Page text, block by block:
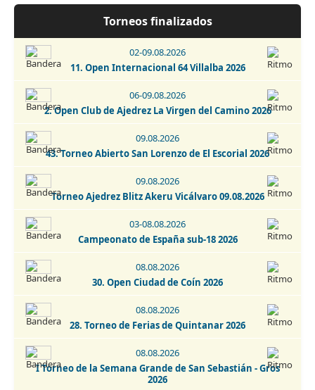
22.08.2026
7. Torneo de Ajedrez Cardeñosa 2026
22-29.08.2026
Open Internacional de Ajedrez Clásico - San Cristobal de
La Laguna 2026
13. Torneio Fatacil - Cidade De Lagoa - Memorial Armando
Lopes 2026
15. Memorial Pepiño Rodriguez - Ferrol 2026
Open Internacional de Ajedrez Activo - San Cristobal de La
Laguna 2026
30.08.2026
Torneo de Ajedrez Fiestas Virgen del Rosario Camarma de
Esteruelas 2026
30.08-06.09.2026
Escala Emporium Chess Open 2026
01-02.09.2026
2. IRT Sub-1800 Esphouses Hotel Playas de Guardamar 2026
Torneos finalizados
02-09.08.2026
11. Open Internacional 64 Villalba 2026
06-09.08.2026
2. Open Club de Ajedrez La Virgen del Camino 2026
09.08.2026
43. Torneo Abierto San Lorenzo de El Escorial 2026
09.08.2026
Torneo Ajedrez Blitz Akeru Vicálvaro 09.08.2026
03-08.08.2026
Campeonato de España sub-18 2026
08.08.2026
30. Open Ciudad de Coín 2026
08.08.2026
28. Torneo de Ferias de Quintanar 2026
08.08.2026
I Torneo de la Semana Grande de San Sebastián - Gros
2026